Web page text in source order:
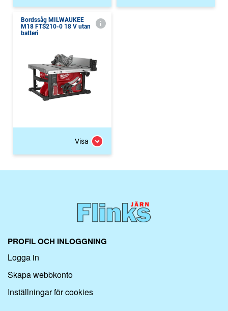
Bordssåg MILWAUKEE
M18 FTS210-0 18 V utan
batteri
Visa
PROFIL OCH INLOGGNING
Logga in
Skapa webbkonto
Inställningar för cookies